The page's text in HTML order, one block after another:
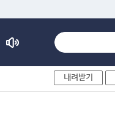
내려받기